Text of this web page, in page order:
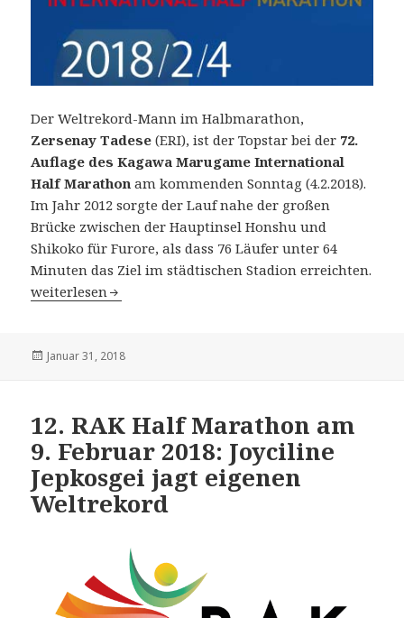
Der Weltrekord-Mann im Halbmarathon,
Zersenay Tadese (ERI), ist der Topstar bei der 72.
Auflage des Kagawa Marugame International
Half Marathon am kommenden Sonntag (4.2.2018).
Im Jahr 2012 sorgte der Lauf nahe der großen
Brücke zwischen der Hauptinsel Honshu und
Shikoko für Furore, als dass 76 Läufer unter 64
Minuten das Ziel im städtischen Stadion erreichten.
72. Kagawa Marugame International Half Marathon
weiterlesen
Veröffentlicht
Januar 31, 2018
12. RAK Half Marathon am
9. Februar 2018: Joyciline
Jepkosgei jagt eigenen
Weltrekord